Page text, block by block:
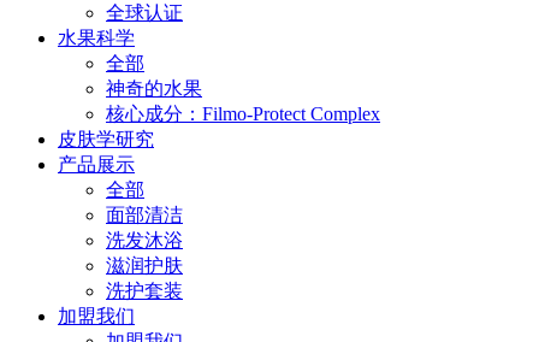
全球认证
水果科学
全部
神奇的水果
核心成分：Filmo-Protect Complex
皮肤学研究
产品展示
全部
面部清洁
洗发沐浴
滋润护肤
洗护套装
加盟我们